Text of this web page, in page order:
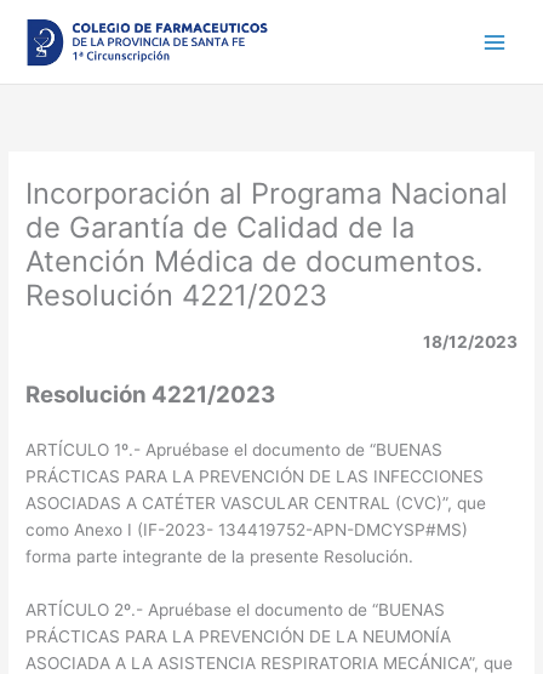
contenido
Incorporación al Programa Nacional
de Garantía de Calidad de la
Atención Médica de documentos.
Resolución 4221/2023
18/12/2023
Resolución 4221/2023
ARTÍCULO 1º.- Apruébase el documento de “BUENAS
PRÁCTICAS PARA LA PREVENCIÓN DE LAS INFECCIONES
ASOCIADAS A CATÉTER VASCULAR CENTRAL (CVC)”, que
como Anexo I (IF-2023- 134419752-APN-DMCYSP#MS)
forma parte integrante de la presente Resolución.
ARTÍCULO 2º.- Apruébase el documento de “BUENAS
PRÁCTICAS PARA LA PREVENCIÓN DE LA NEUMONÍA
ASOCIADA A LA ASISTENCIA RESPIRATORIA MECÁNICA”, que